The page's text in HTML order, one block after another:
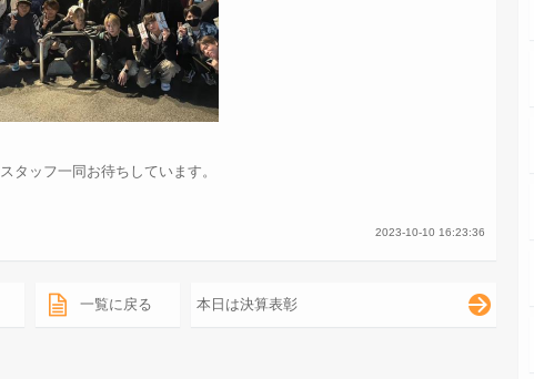
スタッフ一同お待ちしています。
2023-10-10 16:23:36
一覧に戻る 本日は決算表彰